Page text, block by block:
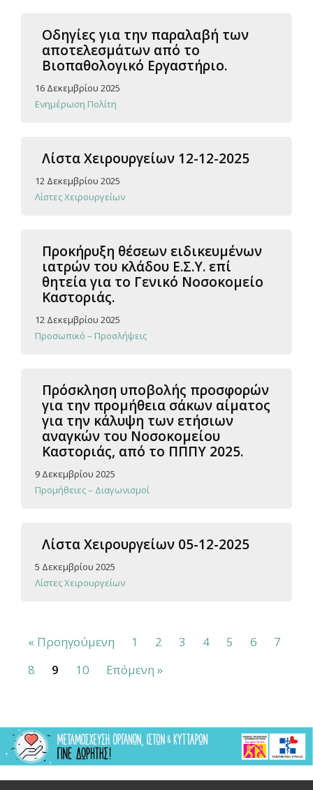
Οδηγίες για την παραλαβή των
αποτελεσμάτων από το
Βιοπαθολογικό Εργαστήριο.
16 Δεκεμβρίου 2025
Ενημέρωση Πολίτη
Λίστα Χειρουργείων 12-12-2025
12 Δεκεμβρίου 2025
Λίστες Χειρουργείων
Προκήρυξη θέσεων ειδικευμένων
ιατρών του κλάδου Ε.Σ.Υ. επί
θητεία για το Γενικό Νοσοκομείο
Καστοριάς.
12 Δεκεμβρίου 2025
Προσωπικό – Προσλήψεις
Πρόσκληση υποβολής προσφορών
για την προμήθεια σάκων αίματος
για την κάλυψη των ετήσιων
αναγκών του Νοσοκομείου
Καστοριάς, από το ΠΠΠΥ 2025.
9 Δεκεμβρίου 2025
Προμήθειες – Διαγωνισμοί
Λίστα Χειρουργείων 05-12-2025
5 Δεκεμβρίου 2025
Λίστες Χειρουργείων
« Προηγούμενη 1 2 3 4 5 6
7
8
9 10 Επόμενη »